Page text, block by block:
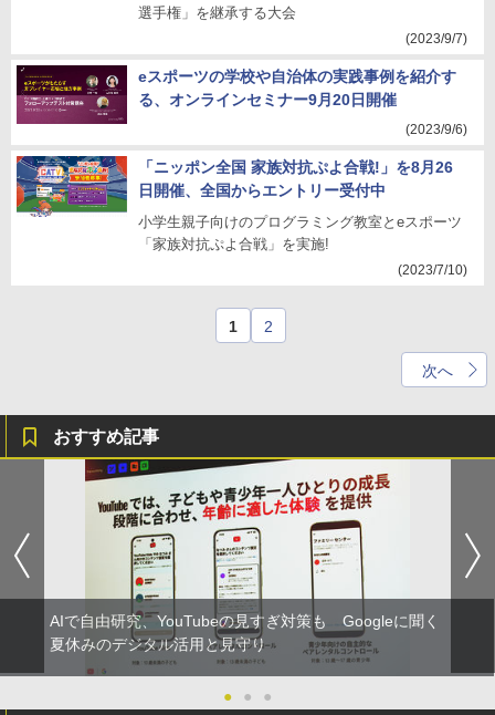
選手権」を継承する大会
(2023/9/7)
eスポーツの学校や自治体の実践事例を紹介す
る、オンラインセミナー9月20日開催
(2023/9/6)
「ニッポン全国 家族対抗ぷよ合戦!」を8月26
日開催、全国からエントリー受付中
小学生親子向けのプログラミング教室とeスポーツ
「家族対抗ぷよ合戦」を実施!
(2023/7/10)
1 2
次へ
おすすめ記事
AIで自由研究、YouTubeの見すぎ対策も Googleに聞く
夏休みのデジタル活用と見守り
● ● ●